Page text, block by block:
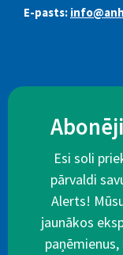
E-pasts:
Esi soli
pārvaldi
Alerts!
jaunākos